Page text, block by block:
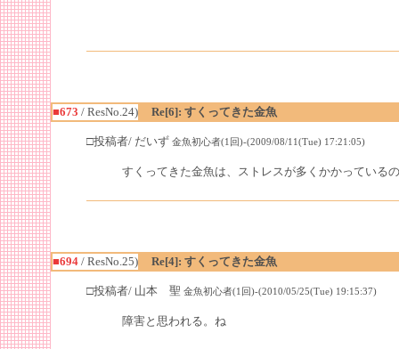
■673 / ResNo.24) Re[6]: すくってきた金魚
□投稿者/ だいず 金魚初心者(1回)-(2009/08/11(Tue) 17:21:05)
すくってきた金魚は、ストレスが多くかかっている
■694/ ResNo.25) Re[4]: すくってきた金魚
□投稿者/ 山本 聖 金魚初心者(1回)-(2010/05/25(Tue) 19:15:37)
障害と思われる。ね